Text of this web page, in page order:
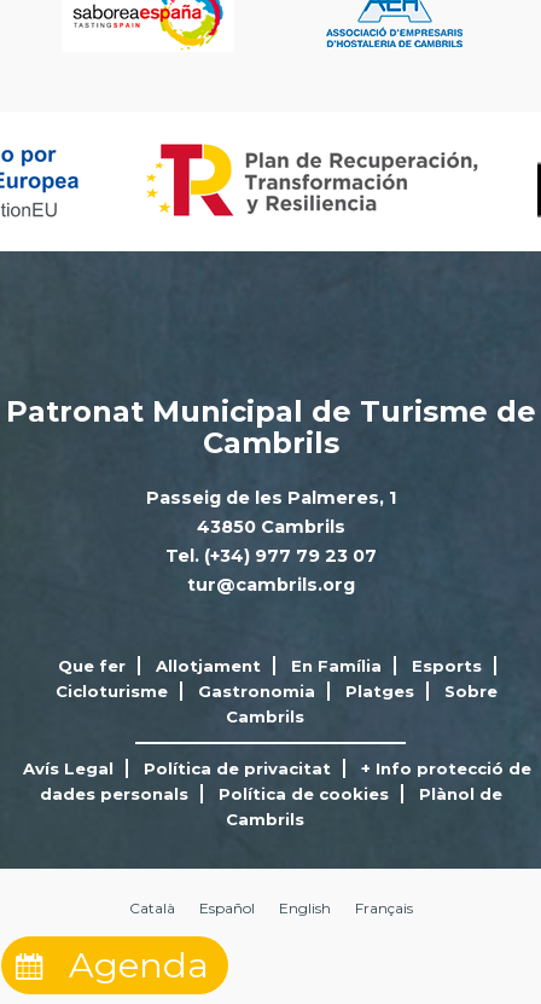
Patronat Municipal de Turisme de
Cambrils
Passeig de les Palmeres, 1
43850 Cambrils
Tel. (+34) 977 79 23 07
tur@cambrils.org
Que fer Allotjament En Família
Esports
Cicloturisme
Gastronomia Platges
Sobre
Cambrils
Avís Legal Política de privacitat
+ Info protecció de
dades personals
Política de cookies
Plànol de
Cambrils
Català Español English Français